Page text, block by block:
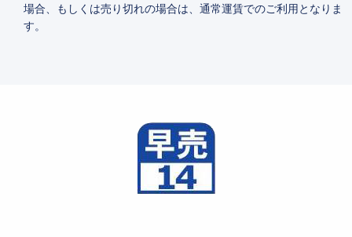
場合、もしくは売り切れの場合は、通常運賃でのご利用となりま
す。